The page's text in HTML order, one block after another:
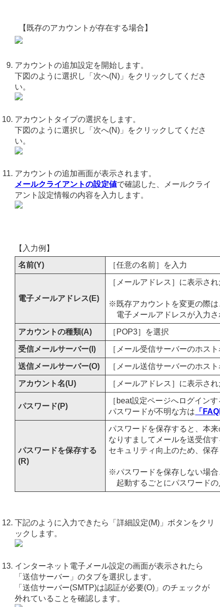
【既存のアカウントが存在する場合】
アカウントの追加設定を開始します。
下図のように選択し「次へ(N)」をクリックしてくださ
い。
アカウントタイプの選択をします。
下図のように選択し「次へ(N)」をクリックしてくださ
い。
アカウントの追加画面が表示されます。
メールクライアントの設定値で確認した、メールクライ
アント設定情報の内容を入力します。
【入力例】
名前(Y)
［任意の名前］を入力
電子メールアドレス(E)
［メールアドレス］に表示さ
※既存アカウントを変更の際は
電子メールアドレスが入力
アカウントの種類(A) ［POP3］を選択
受信メールサーバー(I) ［メール受信サーバーのホス
送信メールサーバー(O) ［メール送信サーバーのホス
アカウント名(U) ［メールアドレス］に表示さ
パスワード(P)
［beat設定ページへログイン
パスワードが不明な方は 「
パスワードを保存する
(R)
パスワードを保存すると、本
なりすましてメールを送受信
セキュリティ向上のため、保
※パスワードを保存しない場
起動するごとにパスワード
下記のように入力できたら「詳細設定(M)」ボタンをクリ
ックします。
インターネット電子メール設定の画面が表示されたら
「送信サーバー」のタブを選択します。
「送信サーバー(SMTP)は認証が必要(O)」のチェックが
外れていることを確認します。